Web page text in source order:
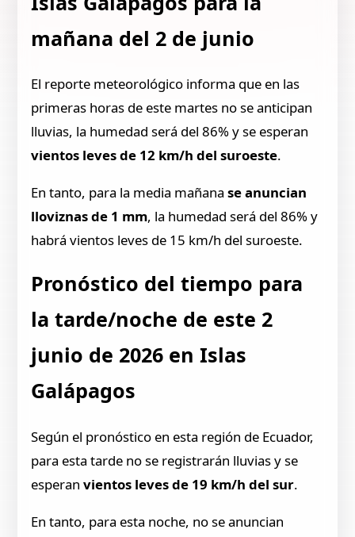
mañana del 2 de junio
El reporte meteorológico informa que en las
primeras horas de este martes no se anticipan
lluvias, la humedad será del 86% y se esperan
vientos leves de 12 km/h del suroeste.
En tanto, para la media mañanase anuncian
lloviznas de 1 mm, la humedad será del 86% y
habrá vientos leves de 15 km/h del suroeste.
Pronóstico del tiempo para
la tarde/noche de este 2
junio de 2026 en Islas
Galápagos
Según el pronóstico en esta región de Ecuador,
para esta tarde no se registrarán lluvias y se
esperanvientos leves de 19 km/h del sur.
En tanto, para esta noche, no se anuncian